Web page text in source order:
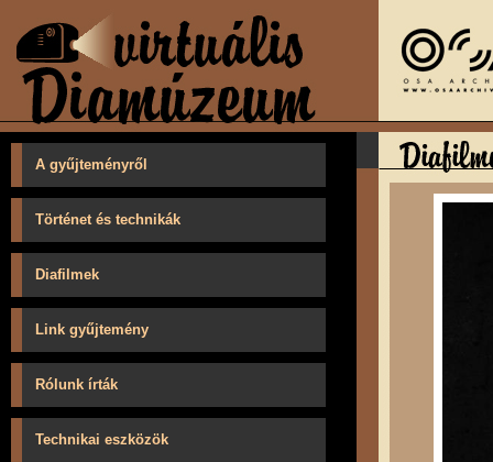
A gyűjteményről
Történet és technikák
Diafilmek
Link gyűjtemény
Rólunk írták
Technikai eszközök